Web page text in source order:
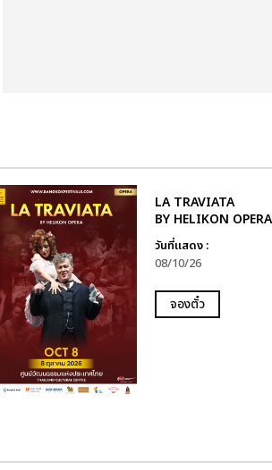
LA TRAVIATA
BY HELIKON OPERA
วันที่แสดง :
08/10/26
จองตั๋ว